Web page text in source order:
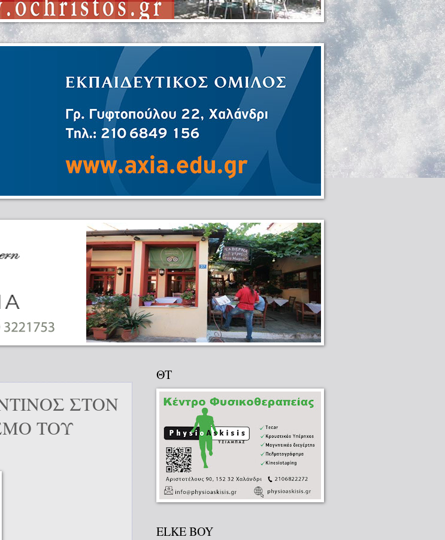
ΣΤΟΝ
ΤΟΥ
ΘΤ
ELKE BOY